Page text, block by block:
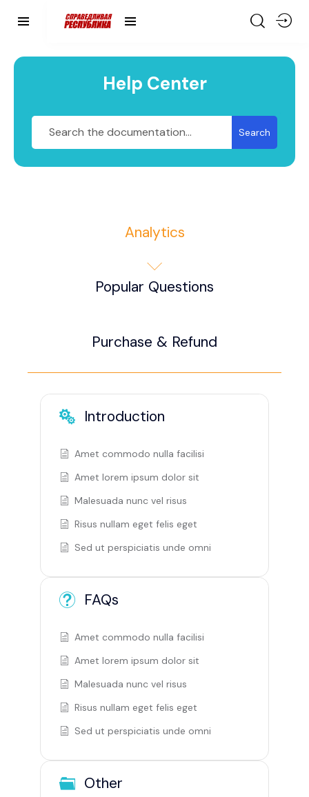
Help Center
Search
Analytics
Popular Questions
Purchase & Refund
Introduction
Amet commodo nulla facilisi
Amet lorem ipsum dolor sit
Malesuada nunc vel risus
Risus nullam eget felis eget
Sed ut perspiciatis unde omni
FAQs
Amet commodo nulla facilisi
Amet lorem ipsum dolor sit
Malesuada nunc vel risus
Risus nullam eget felis eget
Sed ut perspiciatis unde omni
Other